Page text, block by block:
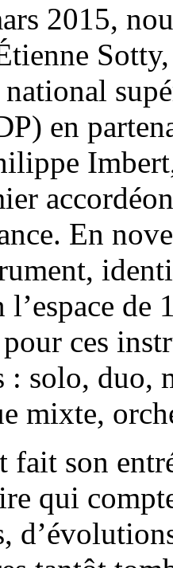
2015,
en
En
ces
solo, duo,
mixte,
fait son
qui